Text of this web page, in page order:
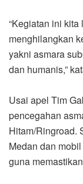
“Kegiatan ini
menghilangkan
yakni asmara
dan humanis,”
Usai apel Tim
pencegahan
Hitam/Ringroad.
Medan dan
guna